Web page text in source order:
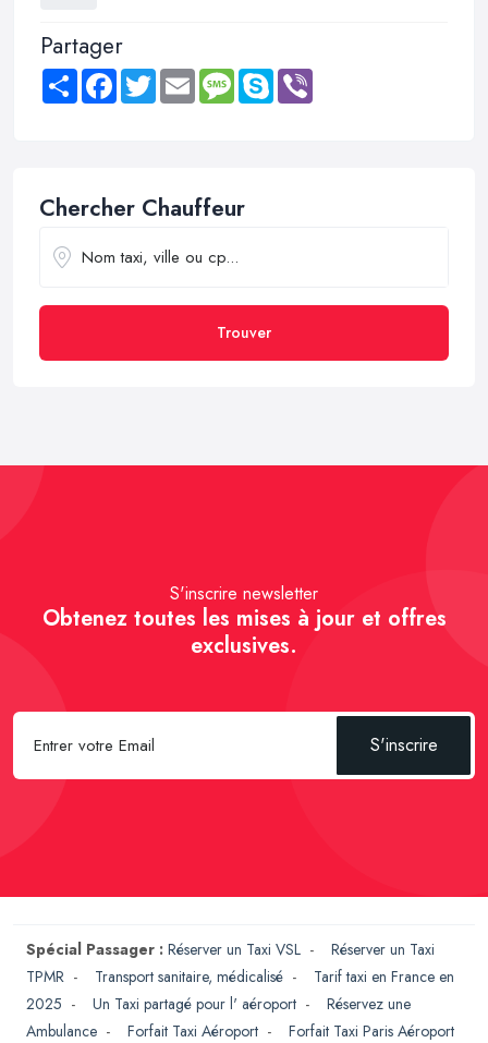
Partager
Share FacebookTwitter Email MessageSkype
Chercher Chauffeur
Trouver
S'inscrire newsletter
Obtenez toutes les mises à jour et offres
exclusives.
S'inscrire
Spécial Passager : Réserver un Taxi VSL - Réserver un Taxi
TPMR - Transport sanitaire, médicalisé - Tarif taxi en France en
2025 - Un Taxi partagé pour l' aéroport - Réservez une
Ambulance - Forfait Taxi Aéroport - Forfait Taxi Paris Aéroport